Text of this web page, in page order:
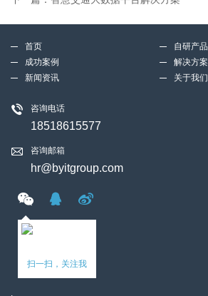
首页
自研产品
成功案例
解决方案
新闻资讯
关于我们
咨询电话
18518615577
咨询邮箱
hr@byitgroup.com
扫一扫，关注我